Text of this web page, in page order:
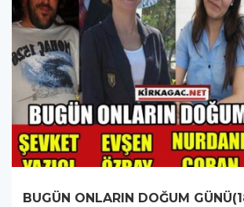
BUGÜN ONLARIN DOĞUM